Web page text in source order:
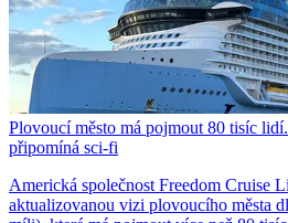
Plovoucí město má pojmout 80 tisíc
připomíná sci-fi
Americká společnost Freedom Cruise
aktualizovanou vizi plovoucího města